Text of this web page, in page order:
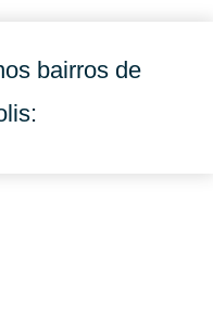
bairros de